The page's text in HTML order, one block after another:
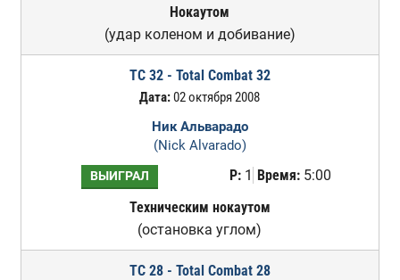
Нокаутом
(удар коленом и добивание)
TC 32 - Total Combat 32
Дата:02 октября 2008
Ник Альварадо
(Nick Alvarado)
ВЫИГРАЛ Р:1 Время:5:00
Техническим нокаутом
(остановка углом)
TC 28 - Total Combat 28